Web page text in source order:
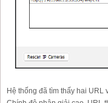
Hệ thống đã tìm thấy hai URL